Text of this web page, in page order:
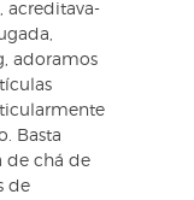
acreditava-
adoramos
Basta
de chá de
de